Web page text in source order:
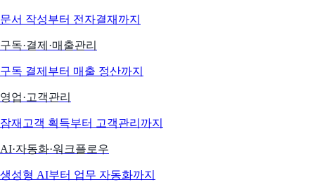
문서 작성부터 전자결재까지
구독·결제·매출관리
구독 결제부터 매출 정산까지
영업·고객관리
잠재고객 획득부터 고객관리까지
AI·자동화·워크플로우
생성형 AI부터 업무 자동화까지